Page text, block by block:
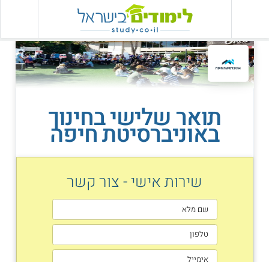
תואר שלישי בחינוך
באוניברסיטת חיפה
שירות אישי - צור קשר